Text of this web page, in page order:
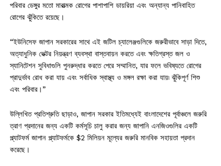
পরিবার ডেঙ্গুর মতো মারাত্মক রোগের পাশাপাশি ডায়রিয়া এবং অন্যান্য পানিবাহিত
রোগের ঝুঁকিতে রয়েছে।
“ইউনিসেফ জাপান সরকারের সাথে এই জটিল চ্যালেঞ্জগুলিকে জরুরীভাবে সাড়া দিতে,
অত্যাধুনিক ভেক্টর নিয়ন্ত্রণ ব্যবস্থা বাস্তবায়ন করতে এবং ক্ষতিগ্রস্ত জল ও
স্যানিটেশন সুবিধাগুলি পুনরুদ্ধার করতে পেরে সম্মানিত, যার ফলে ভবিষ্যতে রোগের
প্রাদুর্ভাব রোধ করা যায় এবং সর্বাধিক স্বাস্থ্য ও মঙ্গল রক্ষা করা যায়৷ ঝুঁকিপূর্ণ শিশু
এবং পরিবার।”
উল্লিখিত প্রতিশ্রুতি ছাড়াও, জাপান সরকার ইতিমধ্যেই বাংলাদেশের পূর্বাঞ্চলে জরুরি
ত্রাণ প্রদানের জন্য একটি কর্মসূচি চালু করার জন্য জাপানি এনজিওগুলির একটি
প্ল্যাটফর্ম জাপান প্ল্যাটফর্মকে $2 মিলিয়ন মূল্যের জরুরি মানবিক সহায়তা প্রদান
করেছে।